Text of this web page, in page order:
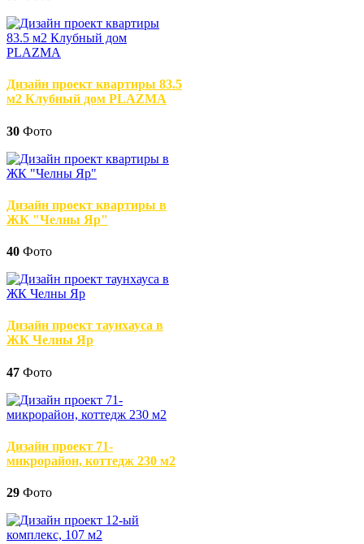
Дизайн проект квартиры 83.5
м2 Клубный дом PLAZMA
30 Фото
Дизайн проект квартиры в
ЖК "Челны Яр"
40 Фото
Дизайн проект таунхауса в
ЖК Челны Яр
47 Фото
Дизайн проект 71-
микрорайон, коттедж 230 м2
29 Фото